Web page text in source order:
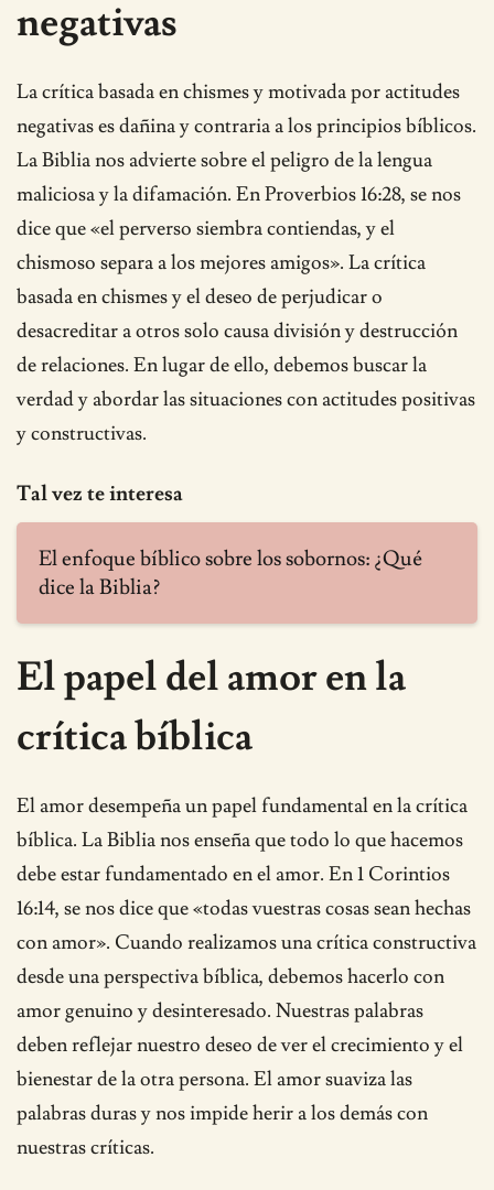
negativas
La crítica basada en chismes y motivada por actitudes
negativas es dañina y contraria a los principios bíblicos.
La Biblia nos advierte sobre el peligro de la lengua
maliciosa y la difamación. En Proverbios 16:28, se nos
dice que «el perverso siembra contiendas, y el
chismoso separa a los mejores amigos». La crítica
basada en chismes y el deseo de perjudicar o
desacreditar a otros solo causa división y destrucción
de relaciones. En lugar de ello, debemos buscar la
verdad y abordar las situaciones con actitudes positivas
y constructivas.
Tal vez te interesa
El enfoque bíblico sobre los sobornos: ¿Qué
dice la Biblia?
El papel del amor en la
crítica bíblica
El amor desempeña un papel fundamental en la crítica
bíblica. La Biblia nos enseña que todo lo que hacemos
debe estar fundamentado en el amor. En 1 Corintios
16:14, se nos dice que «todas vuestras cosas sean hechas
con amor». Cuando realizamos una crítica constructiva
desde una perspectiva bíblica, debemos hacerlo con
amor genuino y desinteresado. Nuestras palabras
deben reflejar nuestro deseo de ver el crecimiento y el
bienestar de la otra persona. El amor suaviza las
palabras duras y nos impide herir a los demás con
nuestras críticas.